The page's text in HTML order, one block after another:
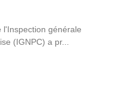
l'Inspection générale
(IGNPC) a pr...